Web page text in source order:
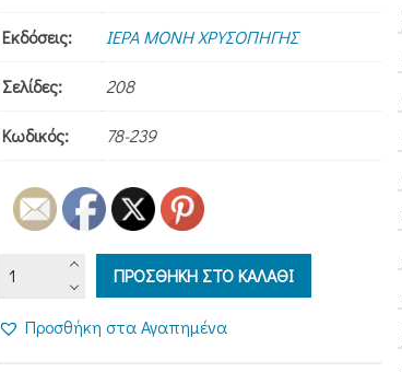
Εκδόσεις: ΙΕΡΑ ΜΟΝΗ ΧΡΥΣΟΠΗΓΗΣ
Σελίδες: 208
Κωδικός: 78-239
VESSEL
GRACE
ποσότητα
ΠΡΟΣΘΗΚΗ ΣΤΟ ΚΑΛΑΘΙ
Προσθήκη στα Αγαπημένα